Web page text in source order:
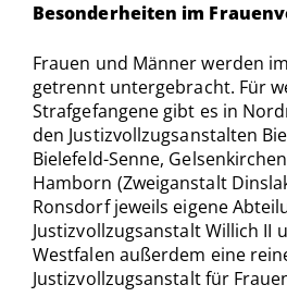
Besonderheiten im
Frauen und Männer werden
getrennt untergebracht. Für
Strafgefangene gibt es in
den Justizvollzugsanstalten
Bielefeld-Senne,
Hamborn (Zweiganstalt
Ronsdorf jeweils eigene
Justizvollzugsanstalt Willich
Westfalen außerdem eine
Justizvollzugsanstalt für